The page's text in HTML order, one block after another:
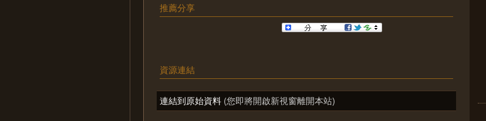
推薦分享
資源連結
連結到原始資料 (您即將開啟新視窗離開本站)